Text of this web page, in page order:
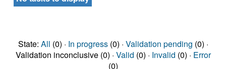
State: All (0) · In progress(0) · Validation pending (0) ·
Validation inconclusive (0) · Valid (0) · Invalid (0) · Error
(0)